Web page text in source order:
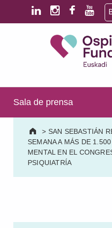
Saltar al contenido principal
Saltar al pie de página
Sala de prensa
> SAN SEBASTIÁN
SEMANA A MÁS DE
MENTAL EN EL
PSIQUIATRÍA